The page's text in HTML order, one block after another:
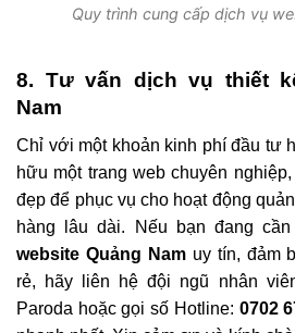
Quy trình cung cấp dịch vụ
8. Tư vấn dịch vụ thiết
Nam
Chỉ với một khoản kinh phí đầu tư
hữu một trang web chuyên
đẹp để phục vụ cho hoạt động
hàng lâu dài. Nếu bạn đang
website Quảng Namuy tín, đảm
rẻ, hãy liên hệ đội ngũ nhân
Paroda hoặc gọi số Hotline: 0702